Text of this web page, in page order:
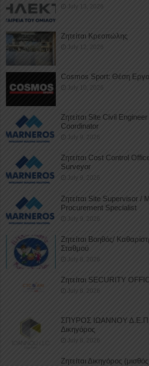
July 13, 2026
Ζητείται Κρεοπώλης
July 12, 2026
Cosmos Sport: Θέση
July 10, 2026
Ζητείται Site Civil
Coordinator
July 9, 2026
Ζητείται Cost Control
Surveyor
July 9, 2026
Ζητείται Site Supervisor /
Procurement Specialist
July 9, 2026
Ζητείται Βοηθός/
Σταθμού
July 8, 2026
Ζητείται SECURITY
July 8, 2026
ΣΠΥΡΟΣ ΙΩΑΝΝΟΥ
Δικηγόρος
July 8, 2026
Ζητείται Δικηγόρος